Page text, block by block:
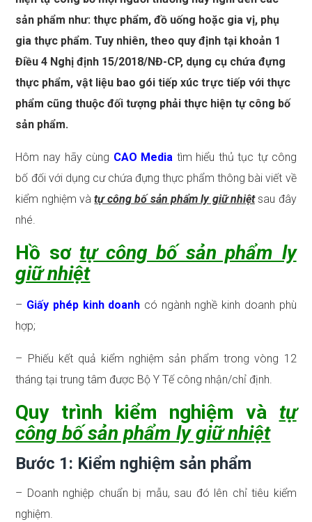
sản phẩm như: thực phẩm, đồ uống hoặc gia vị, phụ
gia thực phẩm. Tuy nhiên, theo quy định tại khoản 1
Điều 4 Nghị định 15/2018/NĐ-CP, dụng cụ chứa đựng
thực phẩm, vật liệu bao gói tiếp xúc trực tiếp với thực
phẩm cũng thuộc đối tượng phải thực hiện tự công bố
sản phẩm.
Hôm nay hãy cùng CAO Media tìm hiểu thủ tục tự công
bố đối với dụng cư chứa đựng thực phẩm thông bài viết về
kiểm nghiệm vàtự công bố sản phẩm ly giữ nhiệtsau đây
nhé.
Hồ sơtự công bố sản phẩm ly
giữ nhiệt
– Giấy phép kinh doanh có ngành nghề kinh doanh phù
hợp;
– Phiếu kết quả kiểm nghiệm sản phẩm trong vòng 12
tháng tại trung tâm được Bộ Y Tế công nhận/chỉ định.
Quy trình kiểm nghiệm và tự
công bố sản phẩm ly giữ nhiệt
Bước 1: Kiểm nghiệm sản phẩm
– Doanh nghiệp chuẩn bị mẫu, sau đó lên chỉ tiêu kiểm
nghiệm.